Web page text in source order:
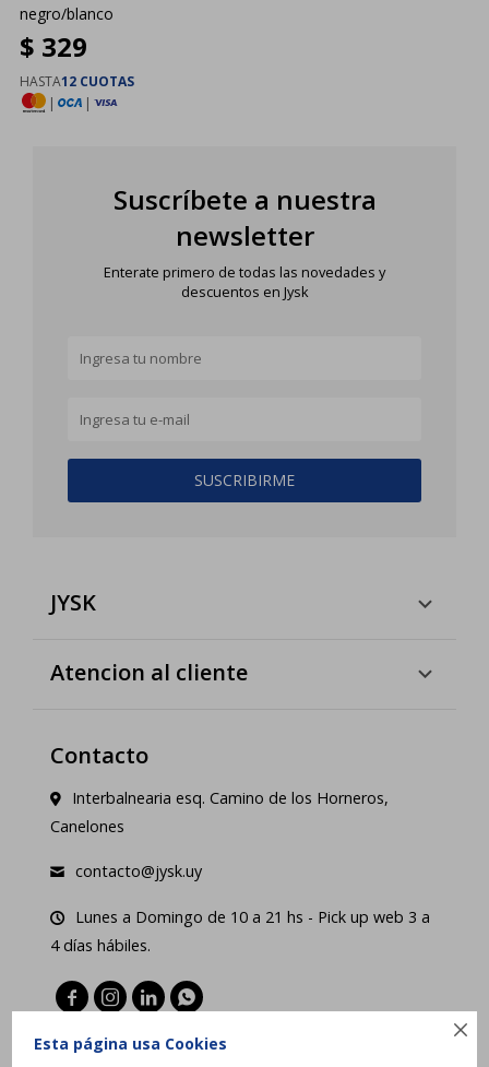

Esta página usa Cookies
negro/blanco
$ 329
HASTA12 CUOTAS
|
|
Suscríbete a nuestra
newsletter
Enterate primero de todas las novedades y
descuentos en Jysk
SUSCRIBIRME
JYSK
Atencion al cliente
Contacto
Interbalnearia esq. Camino de los Horneros,
Canelones
contacto@jysk.uy
Lunes a Domingo de 10 a 21 hs - Pick up web 3 a
4 días hábiles.
   